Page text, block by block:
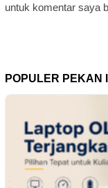
untuk komentar saya
POPULER PEKAN